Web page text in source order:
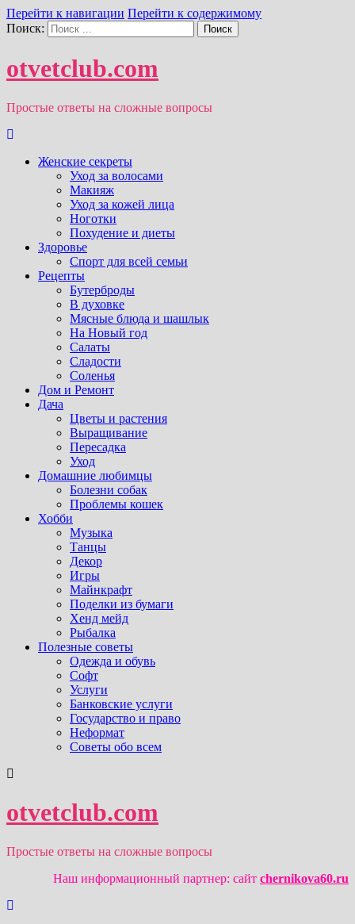
Перейти к навигации Перейти к содержимому
Поиск:
otvetclub.com
Простые ответы на сложные вопросы
Женские секреты
Уход за волосами
Макияж
Уход за кожей лица
Ноготки
Похудение и диеты
Здоровье
Спорт для всей семьи
Рецепты
Бутерброды
В духовке
Мясные блюда и шашлык
На Новый год
Салаты
Сладости
Соленья
Дом и Ремонт
Дача
Цветы и растения
Выращивание
Пересадка
Уход
Домашние любимцы
Болезни собак
Проблемы кошек
Хобби
Музыка
Танцы
Декор
Игры
Майнкрафт
Поделки из бумаги
Хенд мейд
Рыбалка
Полезные советы
Одежда и обувь
Софт
Услуги
Банковские услуги
Государство и право
Неформат
Советы обо всем
otvetclub.com
Простые ответы на сложные вопросы
Наш информационный партнер: сайт chernikova60.ru